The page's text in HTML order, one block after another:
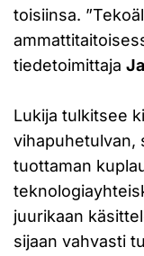
toisiinsa.
tiedetoimittaja
Lukija tulkitsee
vihapuhetulvan,
tuottaman
juurikaan
sijaan vahvasti